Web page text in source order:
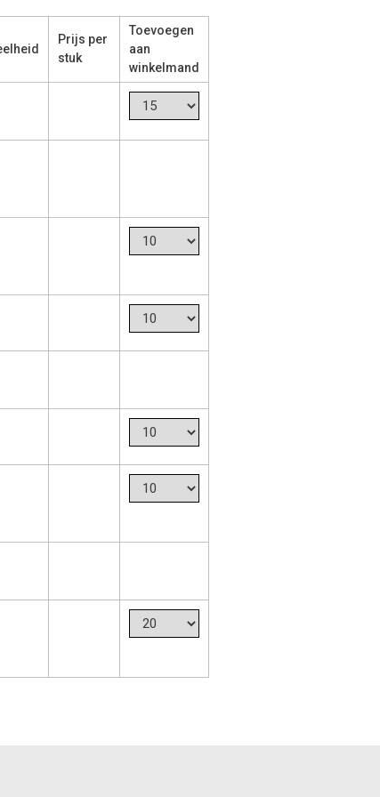
Prijs per
stuk
Toevoegen
aan
winkelmand